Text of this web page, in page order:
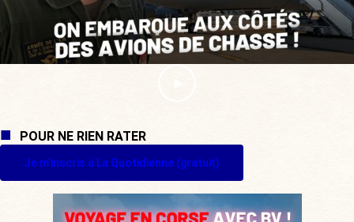
POUR NE RIEN RATER
Je m'inscris à La Quotidienne (gratuit)